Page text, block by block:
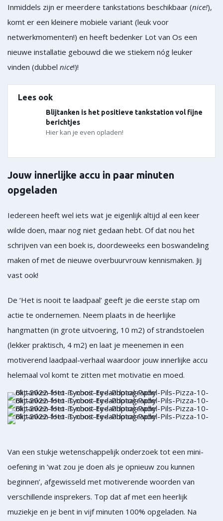
Inmiddels zijn er meerdere tankstations beschikbaar (nice!),
komt er een kleinere mobiele variant (leuk voor
netwerkmomenten!) en heeft bedenker Lot van Os een
nieuwe installatie gebouwd die we stiekem nóg leuker
vinden (dubbel nice!)!
Lees ook
Blijtanken is het positieve tankstation vol fijne
berichtjes
Hier kan je even opladen!
Jouw innerlijke accu in paar minuten
opgeladen
Iedereen heeft wel iets wat je eigenlijk altijd al een keer
wilde doen, maar nog niet gedaan hebt. Of dat nou het
schrijven van een boek is, doordeweeks een boswandeling
maken of met de nieuwe overbuurvrouw kennismaken. Jij
vast ook!
De ‘Het is nooit te laadpaal’ geeft je die eerste stap om
actie te ondernemen. Neem plaats in de heerlijke
hangmatten (in grote uitvoering, 10 m2) of strandstoelen
(lekker praktisch, 4 m2) en laat je meenemen in een
motiverend laadpaal-verhaal waardoor jouw innerlijke accu
helemaal vol komt te zitten met motivatie en moed.
Van een stukje wetenschappelijk onderzoek tot een mini-
oefening in ‘wat zou je doen als je opnieuw zou kunnen
beginnen’, afgewisseld met motiverende woorden van
verschillende insprekers. Top dat af met een heerlijk
muziekje en je bent in vijf minuten 100% opgeladen. Na